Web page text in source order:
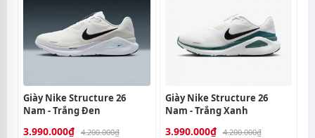
Giày Nike Structure 26
Nam - Trắng Đen
3.990.000₫ 4.200.000₫
Giày Nike Structure 26
Nam - Trắng Xanh
3.990.000₫ 4.200.000₫